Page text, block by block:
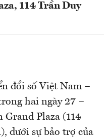
114 Trần Duy
đổi số Việt Nam –
hai ngày 27 –
Plaza (114
dưới sự bảo trợ của